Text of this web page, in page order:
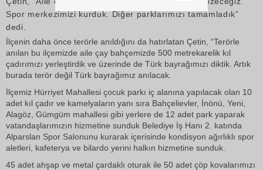
Spor merkezimizi kurduk. Diğer parklarımızı tamamladık”
dedi.
İlçenin daha önce terörle anıldığını da hatırlatan Çetin, “Terörle
anılan bu ilçemizde aile çay bahçemizde 500 metrekarelik kıl
çadırımızı yerleştirdik ve üzerinde de Türk bayrağımızı diktik. Artık
burada terör değil Türk bayrağımız anılacak.
İlçemiz Hürriyet Mahallesi çocuk parkı iç alanına yapılacak olan 10
adet kıl çadır ve kamelyaların yanı sıra Bahçelievler, İnönü, Yeni,
Alagöz, Gümgüm mahallesi gibi yerlere de 12 adet park yaparak
vatandaşlarımızın hizmetine sunduk Belediye İş Hanı 2. katında
Alparslan Spor Salonunu kurarak içerisinde kondisyon ağırlıklı spor
aletleri, kafeterya ve bilardo yerini halkın hizmetine sunduk.
45 adet ahşap ve metal çardaklı oturak ile 50 adet çöp kovalarımızı